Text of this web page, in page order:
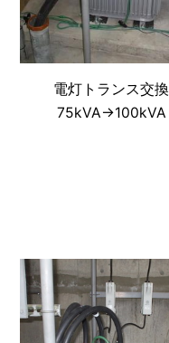
電灯トランス交換
75kVA→100kVA